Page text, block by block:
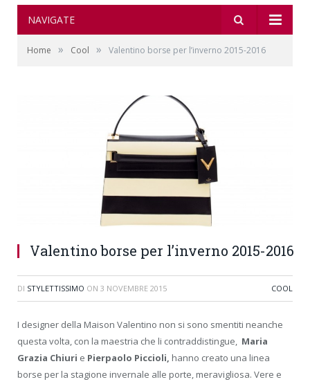
NAVIGATE
Home » Cool » Valentino borse per l’inverno 2015-2016
Valentino borse per l’inverno 2015-2016
DI STYLETTISSIMO ON 3 NOVEMBRE 2015 COOL
I designer della Maison Valentino non si sono smentiti neanche
questa volta, con la maestria che li contraddistingue, Maria
Grazia Chiuri e Pierpaolo Piccioli, hanno creato una linea
borse per la stagione invernale alle porte, meravigliosa. Vere e